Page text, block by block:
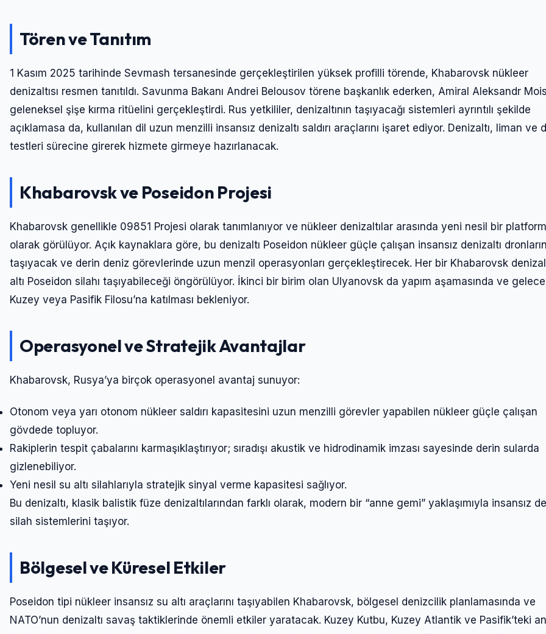
Tören ve Tanıtım
1 Kasım 2025 tarihinde Sevmash tersanesinde gerçekleştirilen yüksek profilli törende, Khabarovsk nükleer
denizaltısı resmen tanıtıldı. Savunma Bakanı Andrei Belousov törene başkanlık ederken, Amiral Aleksandr
geleneksel şişe kırma ritüelini gerçekleştirdi. Rus yetkililer, denizaltının taşıyacağı sistemleri ayrıntılı şekilde
açıklamasa da, kullanılan dil uzun menzilli insansız denizaltı saldırı araçlarını işaret ediyor. Denizaltı, liman ve
testleri sürecine girerek hizmete girmeye hazırlanacak.
Khabarovsk ve Poseidon Projesi
Khabarovsk genellikle 09851 Projesi olarak tanımlanıyor ve nükleer denizaltılar arasında yeni nesil bir platform
olarak görülüyor. Açık kaynaklara göre, bu denizaltı Poseidon nükleer güçle çalışan insansız denizaltı
taşıyacak ve derin deniz görevlerinde uzun menzil operasyonları gerçekleştirecek. Her bir Khabarovsk
altı Poseidon silahı taşıyabileceği öngörülüyor. İkinci bir birim olan Ulyanovsk da yapım aşamasında ve
Kuzey veya Pasifik Filosu’na katılması bekleniyor.
Operasyonel ve Stratejik Avantajlar
Khabarovsk, Rusya’ya birçok operasyonel avantaj sunuyor:
Otonom veya yarı otonom nükleer saldırı kapasitesini uzun menzilli görevler yapabilen nükleer güçle çalışan
gövdede topluyor.
Rakiplerin tespit çabalarını karmaşıklaştırıyor; sıradışı akustik ve hidrodinamik imzası sayesinde derin sularda
gizlenebiliyor.
Yeni nesil su altı silahlarıyla stratejik sinyal verme kapasitesi sağlıyor.
Bu denizaltı, klasik balistik füze denizaltılarından farklı olarak, modern bir “anne gemi” yaklaşımıyla insansız
silah sistemlerini taşıyor.
Bölgesel ve Küresel Etkiler
Poseidon tipi nükleer insansız su altı araçlarını taşıyabilen Khabarovsk, bölgesel denizcilik planlamasında ve
NATO’nun denizaltı savaş taktiklerinde önemli etkiler yaratacak. Kuzey Kutbu, Kuzey Atlantik ve Pasifik’teki
Kullanıcı Adı veya E-posta